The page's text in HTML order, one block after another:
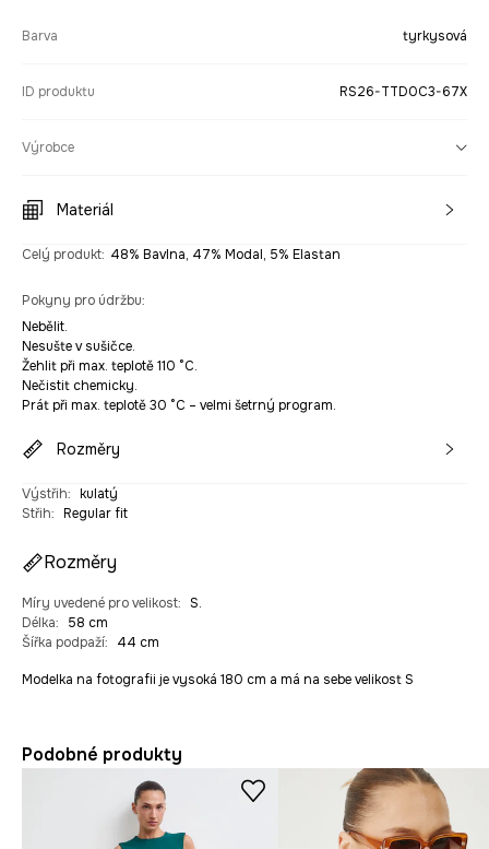
Barva tyrkysová
ID produktu RS26-TTD0C3-67X
Výrobce
Materiál
Celý produkt: 48% Bavlna, 47% Modal, 5% Elastan
Pokyny pro údržbu:
Nebělit.
Nesušte v sušičce.
Žehlit při max. teplotě 110 °C.
Nečistit chemicky.
Prát při max. teplotě 30 °C – velmi šetrný program.
Rozměry
Výstřih: kulatý
Střih: Regular fit
Rozměry
Míry uvedené pro velikost: S.
Délka:
58 cm
Šířka podpaží: 44 cm
Modelka na fotografii je vysoká 180 cm a má na sebe velikost S
Podobné produkty